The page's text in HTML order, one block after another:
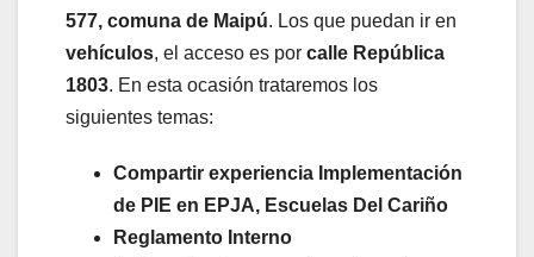
577, comuna de Maipú. Los que puedan ir en
vehículos, el acceso es por calle República
1803. En esta ocasión trataremos los
siguientes temas:
Compartir experiencia Implementación
de PIE en EPJA, Escuelas Del Cariño
Reglamento Interno